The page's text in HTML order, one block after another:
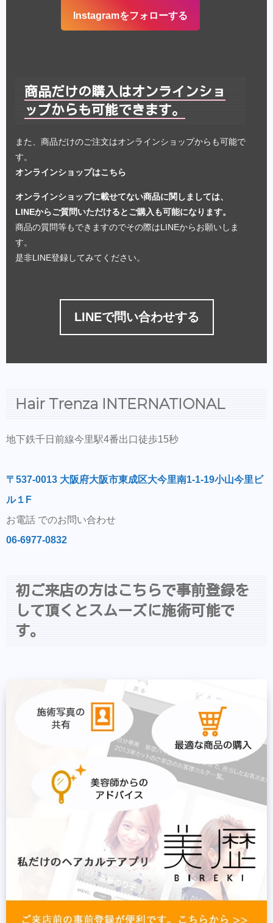
Instagramをフォローする
商品だけの購入はオンラインショ
ップからも可能できます。
また、商品だけのご注文はオンラインショップからも可能で
す。
オンラインショップはこちら
オンラインショップに載せてない商品に関しましては、
LINEからご質問いただけるとご購入も可能になります。
商品の質問等もできますのでその際はLINEからお願いしま
す。
是非LINE登録してみてください。
LINEで問い合わせする
Hair Trenza INTERNATIONAL
地下鉄千日前線今里駅4番出口徒歩15秒
〒537-0013 大阪府大阪市東成区大今里南1-1-19小山今里ビ
ル１F
お電話 でのお問い合わせ
06-6977-0832
初ご来店の方はこちらで事前登録を
して頂くとスムーズに施術可能で
す。